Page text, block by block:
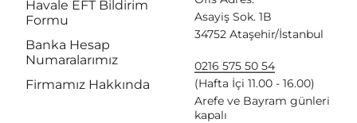
Havale EFT Bildirim
Formu
Banka Hesap
Numaralarımız
Firmamız Hakkında
Asayiş Sok. 1B
34752 Ataşehir/İstanbul
0216 575 50 54
(Hafta İçi 11.00 - 16.00)
Arefe ve Bayram günleri
kapalı